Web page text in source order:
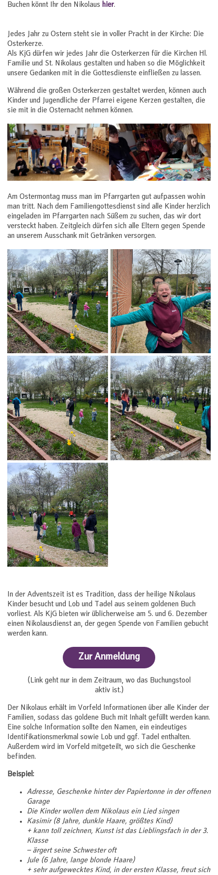
Buchen könnt Ihr den Nikolaus hier.
Jedes Jahr zu Ostern steht sie in voller Pracht in der Kirche: Die
Osterkerze.
Als KjG dürfen wir jedes Jahr die Osterkerzen für die Kirchen Hl.
Familie und St. Nikolaus gestalten und haben so die Möglichkeit
unsere Gedanken mit in die Gottesdienste einfließen zu lassen.
Während die großen Osterkerzen gestaltet werden, können auch
Kinder und Jugendliche der Pfarrei eigene Kerzen gestalten, die
sie mit in die Osternacht nehmen können.
Am Ostermontag muss man im Pfarrgarten gut aufpassen wohin
man tritt. Nach dem Familiengottesdienst sind alle Kinder herzlich
eingeladen im Pfarrgarten nach Süßem zu suchen, das wir dort
versteckt haben. Zeitgleich dürfen sich alle Eltern gegen Spende
an unserem Ausschank mit Getränken versorgen.
In der Adventszeit ist es Tradition, dass der heilige Nikolaus
Kinder besucht und Lob und Tadel aus seinem goldenen Buch
vorliest. Als KjG bieten wir üblicherweise am 5. und 6. Dezember
einen Nikolausdienst an, der gegen Spende von Familien gebucht
werden kann.
Zur Anmeldung
(Link geht nur in dem Zeitraum, wo das Buchungstool
aktiv ist.)
Der Nikolaus erhält im Vorfeld Informationen über alle Kinder der
Familien, sodass das goldene Buch mit Inhalt gefüllt werden kann.
Eine solche Information sollte den Namen, ein eindeutiges
Identifikationsmerkmal sowie Lob und ggf. Tadel enthalten.
Außerdem wird im Vorfeld mitgeteilt, wo sich die Geschenke
befinden.
Beispiel:
Adresse, Geschenke hinter der Papiertonne in der offenen
Garage
Die Kinder wollen dem Nikolaus ein Lied singen
Kasimir (8 Jahre, dunkle Haare, größtes Kind)
+ kann toll zeichnen, Kunst ist das Lieblingsfach in der 3.
Klasse
– ärgert seine Schwester oft
Jule (6 Jahre, lange blonde Haare)
+ sehr aufgewecktes Kind, in der ersten Klasse, freut sich